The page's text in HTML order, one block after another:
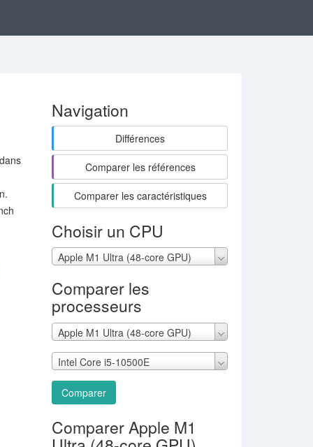
Navigation
Différences
Comparer les références
Comparer les caractéristiques
Choisir un CPU
Apple M1 Ultra (48-core GPU)
Comparer les
processeurs
Apple M1 Ultra (48-core GPU)
Intel Core i5-10500E
Comparer
Comparer Apple M1